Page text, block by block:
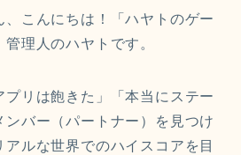
こんにちは！「ハヤトのゲー
理人のハヤトです。
プリは飽きた」「本当にステー
ンバー（パートナー）を見つけ
ルな世界でのハイスコアを目